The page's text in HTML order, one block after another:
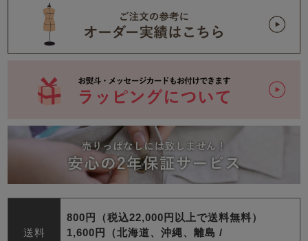
送料
800円（税込22,000円以上で送料無料）
1,600円（北海道、沖縄、離島 /